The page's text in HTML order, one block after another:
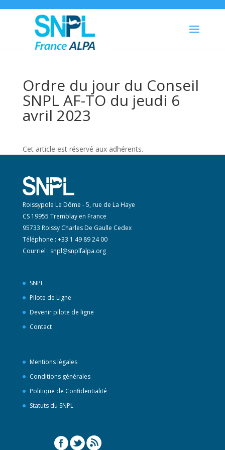
Ordre du jour du Conseil
SNPL AF-TO du jeudi 6
avril 2023
Cet article est réservé aux adhérents.
Roissypole Le Dôme - 5, rue de La Haye
CS 19955 Tremblay en France
95733 Roissy Charles De Gaulle Cedex
Téléphone : +33 1 49 89 24 00
Courriel : snpl@snplfalpa.org
SNPL
Pilote de Ligne
Devenir pilote de ligne
Contact
Mentions légales
Conditions générales
Politique de Confidentialité
Statuts du SNPL